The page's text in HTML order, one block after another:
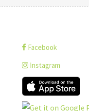
Facebook
Instagram